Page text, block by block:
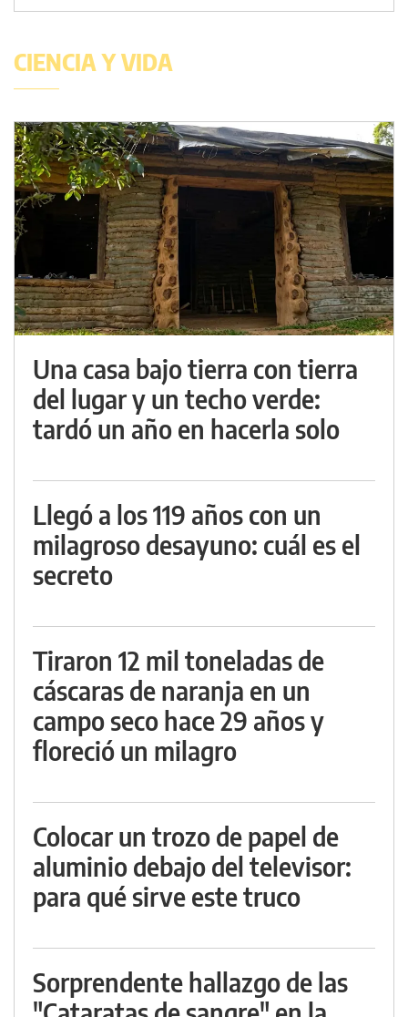
CIENCIA Y VIDA
Una casa bajo tierra con tierra
del lugar y un techo verde:
tardó un año en hacerla solo
Llegó a los 119 años con un
milagroso desayuno: cuál es el
secreto
Tiraron 12 mil toneladas de
cáscaras de naranja en un
campo seco hace 29 años y
floreció un milagro
Colocar un trozo de papel de
aluminio debajo del televisor:
para qué sirve este truco
Sorprendente hallazgo de las